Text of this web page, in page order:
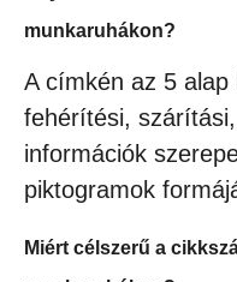
munkaruhákon?
A címkén az 5 alap
fehérítési,
információk
piktogramok
Miért célszerű a